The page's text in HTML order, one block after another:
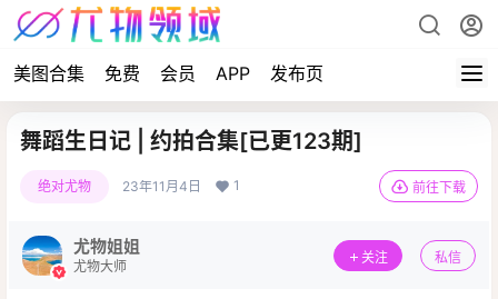
美图合集 免费 会员 APP 发布页
舞蹈生日记 | 约拍合集[已更123期]
绝对尤物 23年11月4日 1 前往下载
尤物姐姐
尤物大师
关注 私信